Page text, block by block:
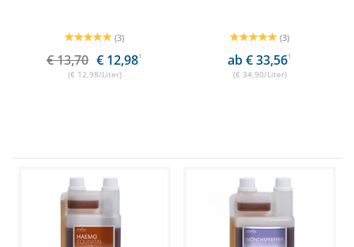
(3)
€ 13,70 € 12,981
(€ 12,98/Liter)
(3)
ab € 33,561
(€ 34,90/Liter)